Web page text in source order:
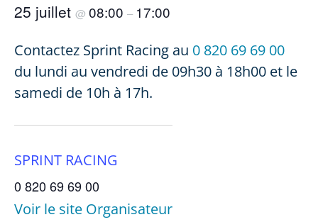
25 juillet @ 08:00 – 17:00
Contactez Sprint Racing au 0 820 69 69 00
du lundi au vendredi de 09h30 à 18h00 et le
samedi de 10h à 17h.
SPRINT RACING
0 820 69 69 00
Voir le site Organisateur